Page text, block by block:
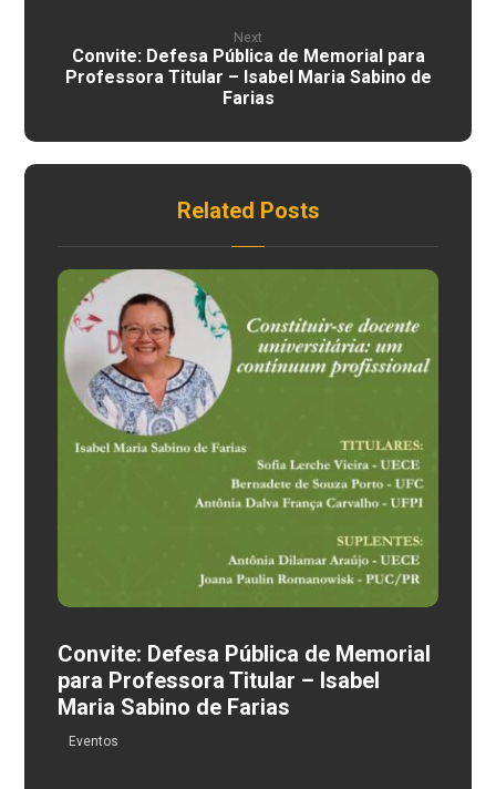
Next
Convite: Defesa Pública de Memorial para
Professora Titular – Isabel Maria Sabino de
Farias
Related Posts
Convite: Defesa Pública de Memorial
para Professora Titular – Isabel
Maria Sabino de Farias
Eventos